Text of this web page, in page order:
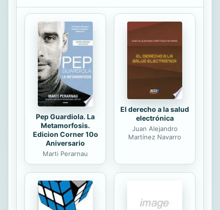
enfrenta a su padre apoyado por la
mayoría de los nobles, lo que
provoca una guerra que llega a
poner en peligro la vida del rey.
Alfonso deshereda y maldice a su
hijo. Y pronto una leyenda atribuida
al mago Merlín corrió por las plazas
de las villas del...
Pep Guardiola. La
Metamorfosis.
Edicion Corner 10o
Aniversario
Marti Perarnau
El derecho a la salud
electrónica
Juan Alejandro
Martínez Navarro